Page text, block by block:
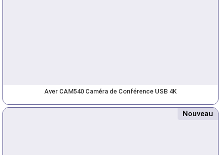
Aver CAM540 Caméra de Conférence USB 4K
Nouveau